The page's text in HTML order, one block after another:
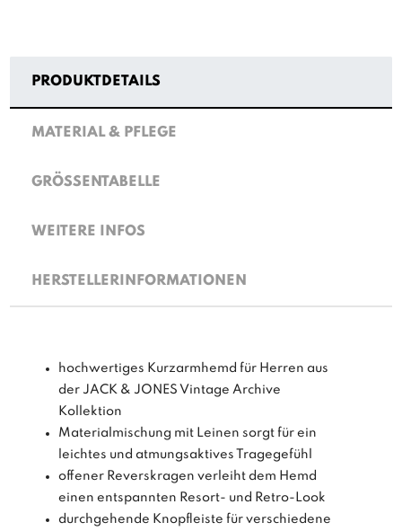
PRODUKTDETAILS
MATERIAL & PFLEGE
GRÖSSENTABELLE
WEITERE INFOS
HERSTELLERINFORMATIONEN
hochwertiges Kurzarmhemd für Herren aus
der JACK & JONES Vintage Archive
Kollektion
Materialmischung mit Leinen sorgt für ein
leichtes und atmungsaktives Tragegefühl
offener Reverskragen verleiht dem Hemd
einen entspannten Resort- und Retro-Look
durchgehende Knopfleiste für verschiedene